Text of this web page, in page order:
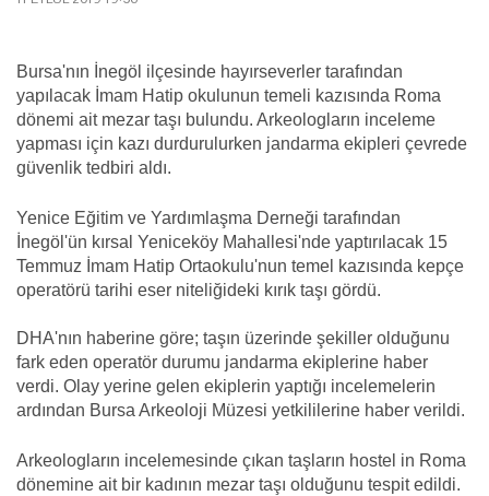
Bursa'nın İnegöl ilçesinde hayırseverler tarafından
yapılacak İmam Hatip okulunun temeli kazısında Roma
dönemi ait mezar taşı bulundu. Arkeologların inceleme
yapması için kazı durdurulurken jandarma ekipleri çevrede
güvenlik tedbiri aldı.
Yenice Eğitim ve Yardımlaşma Derneği tarafından
İnegöl'ün kırsal Yeniceköy Mahallesi'nde yaptırılacak 15
Temmuz İmam Hatip Ortaokulu'nun temel kazısında kepçe
operatörü tarihi eser niteliğideki kırık taşı gördü.
DHA'nın haberine göre; taşın üzerinde şekiller olduğunu
fark eden operatör durumu jandarma ekiplerine haber
verdi. Olay yerine gelen ekiplerin yaptığı incelemelerin
ardından Bursa Arkeoloji Müzesi yetkililerine haber verildi.
Arkeologların incelemesinde çıkan taşların hostel in Roma
dönemine ait bir kadının mezar taşı olduğunu tespit edildi.